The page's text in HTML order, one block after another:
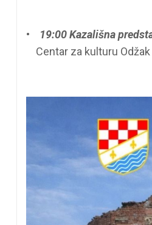
• 19:00 Kazališna
Centar za kulturu Odžak